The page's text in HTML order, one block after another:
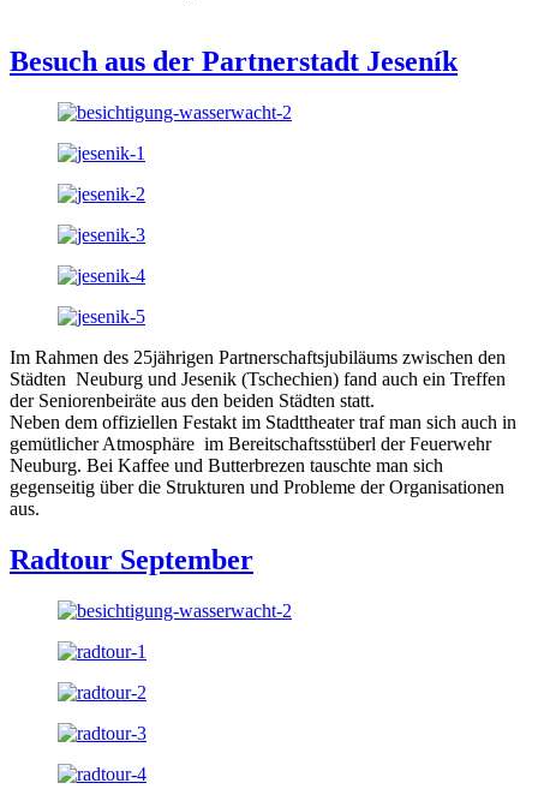
Besuch aus der Partnerstadt Jeseník
Im Rahmen des 25jährigen Partnerschaftsjubiläums zwischen den
Städten Neuburg und Jesenik (Tschechien) fand auch ein Treffen
der Seniorenbeiräte aus den beiden Städten statt.
Neben dem offiziellen Festakt im Stadttheater traf man sich auch in
gemütlicher Atmosphäre im Bereitschaftsstüberl der Feuerwehr
Neuburg. Bei Kaffee und Butterbrezen tauschte man sich
gegenseitig über die Strukturen und Probleme der Organisationen
aus.
Radtour September